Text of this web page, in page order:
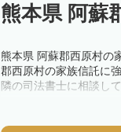
熊本県 阿蘇
熊本県 阿蘇郡西原村の
郡西原村の家族信託に
隣の司法書士に相談し